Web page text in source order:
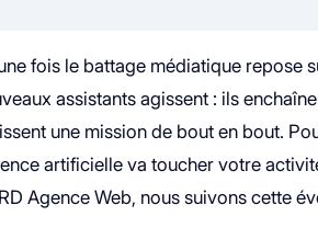
fois le battage médiatique repose
assistants agissent : ils
une mission de bout en bout.
artificielle va toucher votre
Agence Web, nous suivons cette